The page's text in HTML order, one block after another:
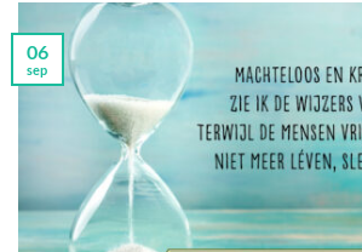
06
sep